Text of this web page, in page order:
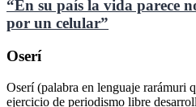
“En su país la vida parece
por un celular”
Oserí
Oserí (palabra en lenguaje rarámuri
ejercicio de periodismo libre